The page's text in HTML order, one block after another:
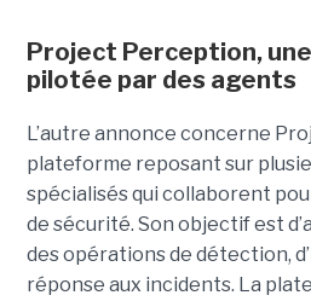
Project Perception,
pilotée par des agents
L’autre annonce concerne
plateforme reposant sur
spécialisés qui collaborent
de sécurité. Son objectif est
des opérations de détection,
réponse aux incidents. La